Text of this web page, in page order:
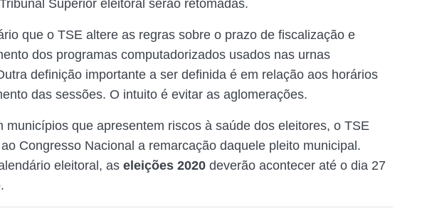
Superior eleitoral serão retomadas.
que o TSE altere as regras sobre o prazo de fiscalização e
dos programas computadorizados usados nas urnas
definição importante a ser definida é em relação aos horários
das sessões. O intuito é evitar as aglomerações.
municípios que apresentem riscos à saúde dos eleitores, o TSE
Congresso Nacional a remarcação daquele pleito municipal.
eleitoral, as eleições 2020 deverão acontecer até o dia 27